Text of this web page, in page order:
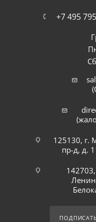
+7 495
125130, г.
пр-д, д.